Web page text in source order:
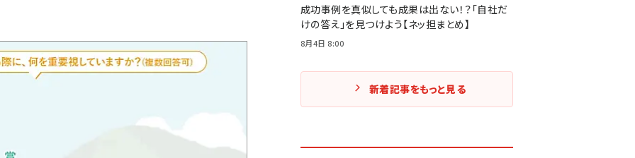
成功事例を真似しても成果は出ない！？「自社だ
けの答え」を見つけよう【ネッ担まとめ】
8月4日 8:00
新着記事をもっと見る